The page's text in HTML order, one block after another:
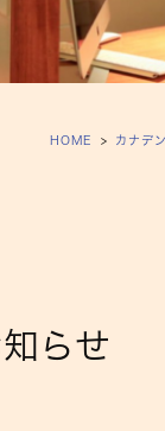
HOME カナデ
らせ